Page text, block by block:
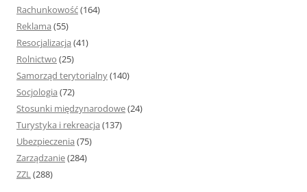
Rachunkowość(164)
Reklama (55)
Resocjalizacja (41)
Rolnictwo (25)
Samorząd terytorialny(140)
Socjologia (72)
Stosunki międzynarodowe(24)
Turystyka i rekreacja (137)
Ubezpieczenia (75)
Zarządzanie(284)
ZZL(288)